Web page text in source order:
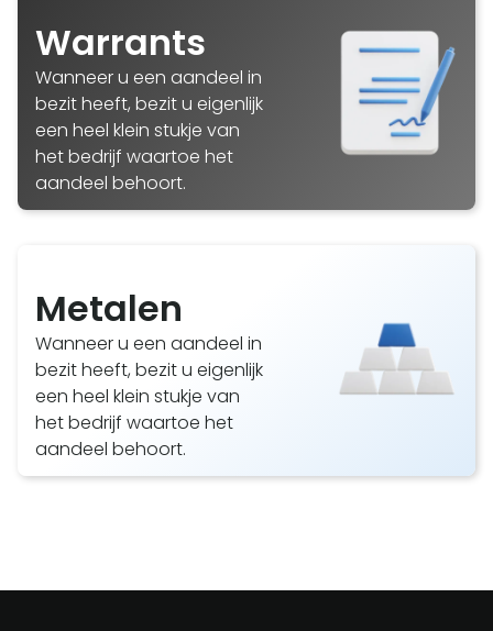
Warrants
Wanneer u een aandeel in
bezit heeft, bezit u eigenlijk
een heel klein stukje van
het bedrijf waartoe het
aandeel behoort.
Metalen
Wanneer u een aandeel in
bezit heeft, bezit u eigenlijk
een heel klein stukje van
het bedrijf waartoe het
aandeel behoort.